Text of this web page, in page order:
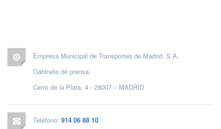
Empresa Municipal de Transportes de Madrid, S.A.
Gabinete de prensa.
Cerro de la Plata, 4 - 28007 – MADRID
Teléfono: 914 06 88 10